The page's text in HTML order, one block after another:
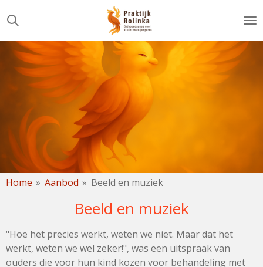
direct
naar
de
hoofdinhoud
Home » Aanbod » Beeld en muziek
Beeld en muziek
"Hoe het precies werkt, weten we niet. Maar dat het
werkt, weten we wel zeker!", was een uitspraak van
ouders die voor hun kind kozen voor behandeling met